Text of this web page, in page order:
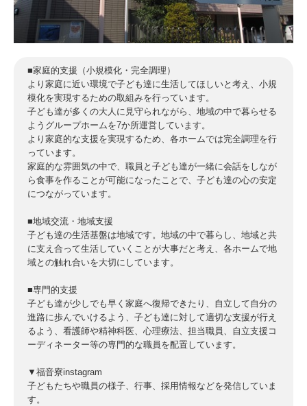
■家庭的支援（小規模化・完全調理）
より家庭に近い環境で子ども達に生活してほしいと考え、小規
模化を実現するための取組みを行っています。
子ども達が多くの大人に見守られながら、地域の中で暮らせる
ようグループホームを7か所運営しています。
より家庭的な支援を実現するため、各ホームでは完全調理を行
っています。
家庭的な雰囲気の中で、職員と子ども達が一緒に会話をしなが
ら食事を作ることが可能になったことで、子ども達の心の安定
につながっています。
■地域交流・地域支援
子ども達の生活基盤は地域です。地域の中で暮らし、地域と共
に支え合って生活していくことが大事だと考え、各ホームで地
域との触れ合いを大切にしています。
■専門的支援
子ども達が少しでも早く家庭へ復帰できたり、自立して自分の
進路に歩んでいけるよう、子ども達に対して適切な支援が行え
るよう、看護師や精神科医、心理療法、担当職員、自立支援コ
ーディネーター等の専門的な職員を配置しています。
▼福音寮instagram
子どもたちや職員の様子、行事、採用情報などを発信していま
す。